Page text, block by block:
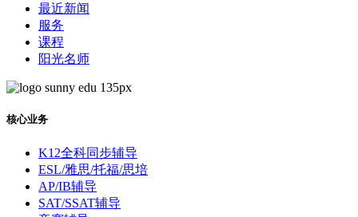
最近新闻
服务
课程
阳光名师
核心业务
K12全科同步辅导
ESL/雅思/托福/思培
AP/IB辅导
SAT/SSAT辅导